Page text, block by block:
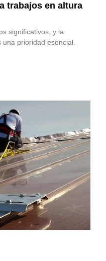
trabajos en altura
significativos, y la
prioridad esencial.